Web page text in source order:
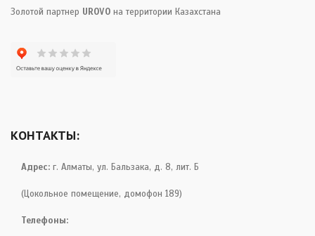
Золотой партнер UROVO на территории Казахстана
КОНТАКТЫ:
Адрес: г. Алматы, ул. Бальзака, д. 8, лит. Б
(Цокольное помещение, домофон 189)
Телефоны: